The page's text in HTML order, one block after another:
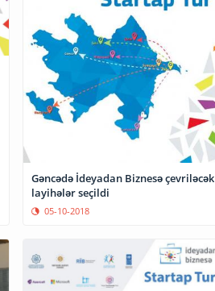
Gəncədə İdeyadan Biznesə çevriləcək
layihələr seçildi
05-10-2018